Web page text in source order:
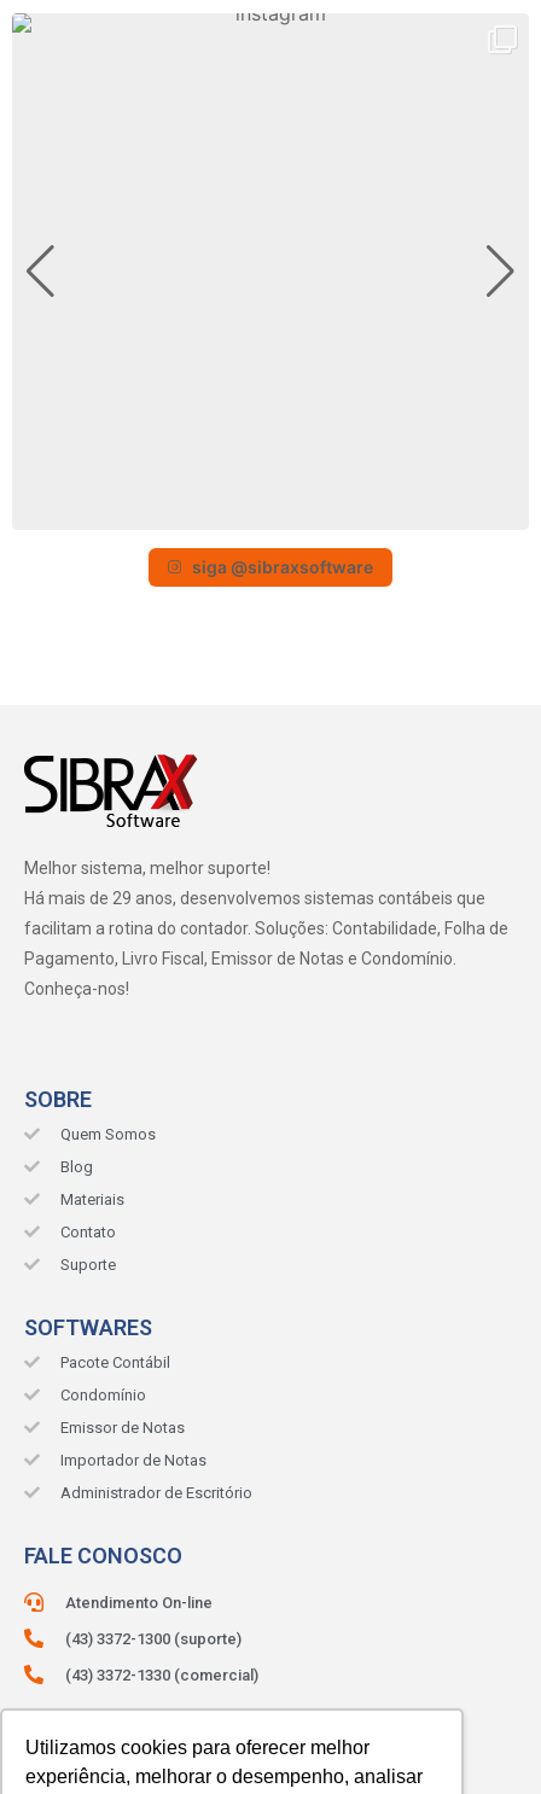
Utilizamos cookies para oferecer melhor
experiência, melhorar o desempenho, analisar
siga @sibraxsoftware
Melhor sistema, melhor suporte!
Há mais de 29 anos, desenvolvemos sistemas contábeis que
facilitam a rotina do contador. Soluções: Contabilidade, Folha de
Pagamento, Livro Fiscal, Emissor de Notas e Condomínio.
Conheça-nos!
SOBRE
Quem Somos
Blog
Materiais
Contato
Suporte
SOFTWARES
Pacote Contábil
Condomínio
Emissor de Notas
Importador de Notas
Administrador de Escritório
FALE CONOSCO
Atendimento On-line
(43) 3372-1300 (suporte)
(43) 3372-1330 (comercial)
ATENDIMENTO:Segunda à sexta.
Das 8h às 12h e das 13h às 18h.